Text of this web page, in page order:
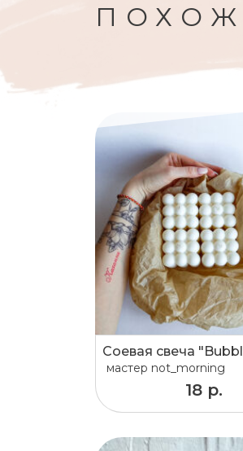
Соевая свеча
мастер not_morning
18 р.